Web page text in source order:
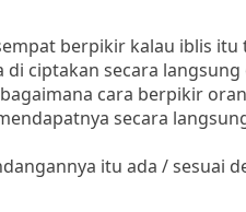
berpikir kalau iblis
ciptakan secara
cara berpikir
secara
itu ada / sesuai